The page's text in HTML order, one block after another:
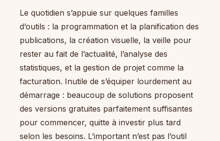
Le quotidien s’appuie sur quelques familles
d’outils : la programmation et la planification des
publications, la création visuelle, la veille pour
rester au fait de l’actualité, l’analyse des
statistiques, et la gestion de projet comme la
facturation. Inutile de s’équiper lourdement au
démarrage : beaucoup de solutions proposent
des versions gratuites parfaitement suffisantes
pour commencer, quitte à investir plus tard
selon les besoins. L’important n’est pas l’outil